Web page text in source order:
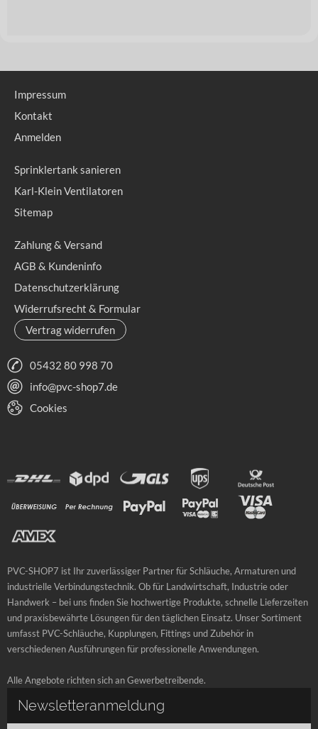
Impressum
Kontakt
Anmelden
Sprinklertank sanieren
Karl-Klein Ventilatoren
Sitemap
Zahlung & Versand
AGB & Kundeninfo
Datenschutzerklärung
Widerrufsrecht & Formular
Vertrag widerrufen
05432 80 998 70
info@pvc-shop7.de
Cookies
PVC-SHOP7 ist Ihr zuverlässiger Partner für Schläuche, Armaturen und
industrielle Verbindungstechnik. Ob für Landwirtschaft, Industrie oder
Handwerk – bei uns finden Sie hochwertige Produkte, schnelle Lieferzeiten
und praxisbewährte Lösungen für den täglichen Einsatz. Unser Sortiment
umfasst PVC-Schläuche, Kupplungen, Fittings und Zubehör in
verschiedenen Ausführungen für professionelle Anwendungen.
Alle Angebote richten sich an Gewerbetreibende.